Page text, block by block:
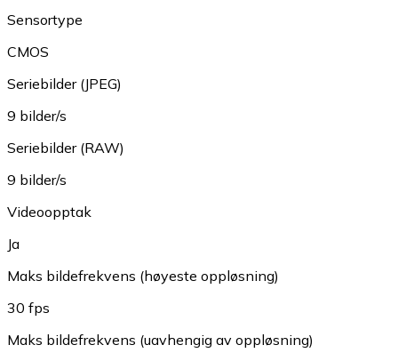
Sensortype
CMOS
Seriebilder (JPEG)
9 bilder/s
Seriebilder (RAW)
9 bilder/s
Videoopptak
Ja
Maks bildefrekvens (høyeste oppløsning)
30 fps
Maks bildefrekvens (uavhengig av oppløsning)